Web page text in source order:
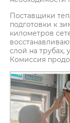
Поставщики
подготовки к
километров
слой на трубах,
Комиссия